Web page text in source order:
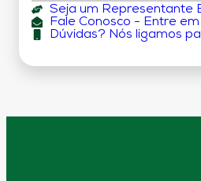
Seja um Representante
Fale Conosco - Entre
Dúvidas? Nós ligamos